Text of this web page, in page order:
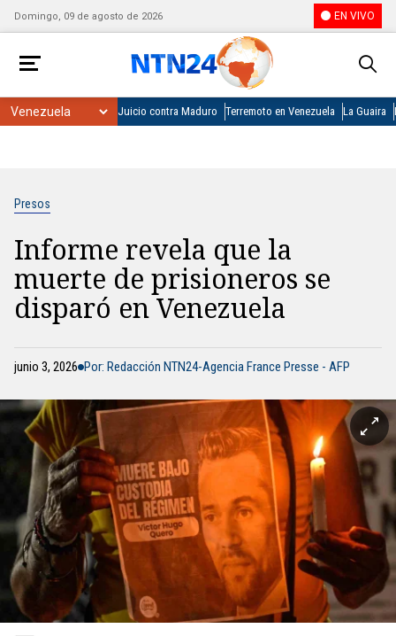
Domingo, 09 de agosto de 2026 EN VIVO
Juicio contra Maduro Terremoto en Venezuela La Guaira
Presos
Informe revela que la
muerte de prisioneros se
disparó en Venezuela
junio 3, 2026 Por: Redacción NTN24-Agencia France Presse - AFP